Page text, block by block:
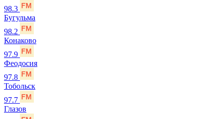
98.3
Бугульма
98.2
Конаково
97.9
Феодосия
97.8
Тобольск
97.7
Глазов